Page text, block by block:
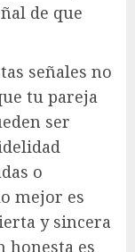
de que
señales no
tu pareja
ser
o
mejor es
y sincera
honesta es